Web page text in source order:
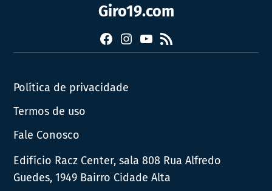
Giro19.com
FacebookInstagram
YouTube
RSS
Política de privacidade
Termos de uso
Fale Conosco
Edifício Racz Center, sala 808 Rua Alfredo
Guedes, 1949 Bairro Cidade Alta